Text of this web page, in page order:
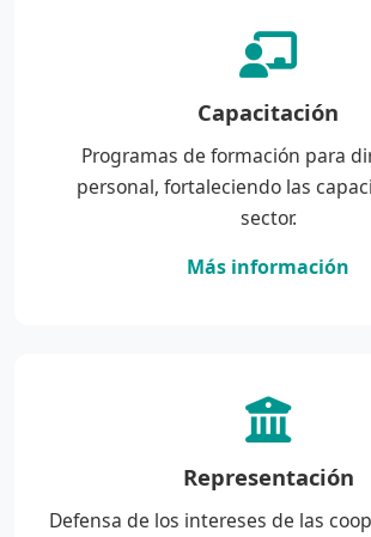
Capacitación
Programas de formación para
personal, fortaleciendo las
sector.
Más información
Representación
Defensa de los intereses de las